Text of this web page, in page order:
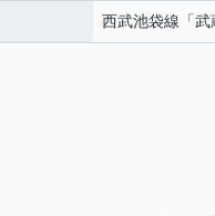
西武池袋線 「武